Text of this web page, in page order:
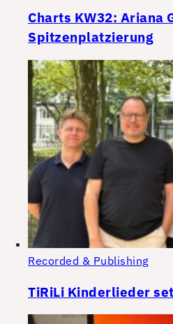
Charts KW32: Ariana
Spitzenplatzierung
Recorded & Publishing
TiRiLi Kinderlieder